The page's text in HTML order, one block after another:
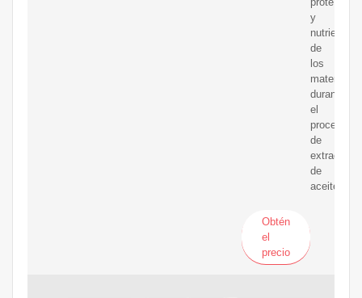
y
nutrientes
de
los
materiales
durante
el
proceso
de
extracción
de
aceite.
Obtén
el
precio